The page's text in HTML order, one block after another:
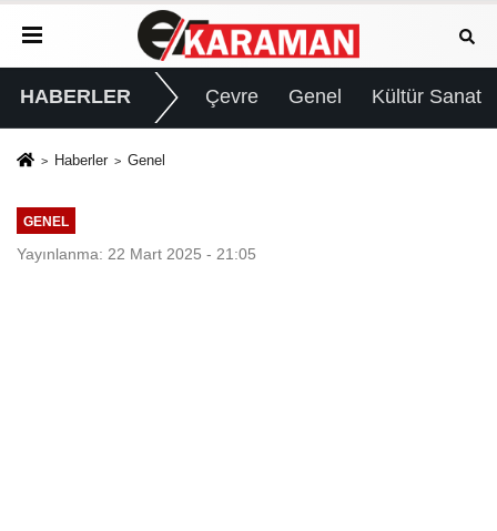
HABERLER Çevre Genel Kültür Sanat
Haberler Genel
GENEL
Yayınlanma: 22 Mart 2025 - 21:05